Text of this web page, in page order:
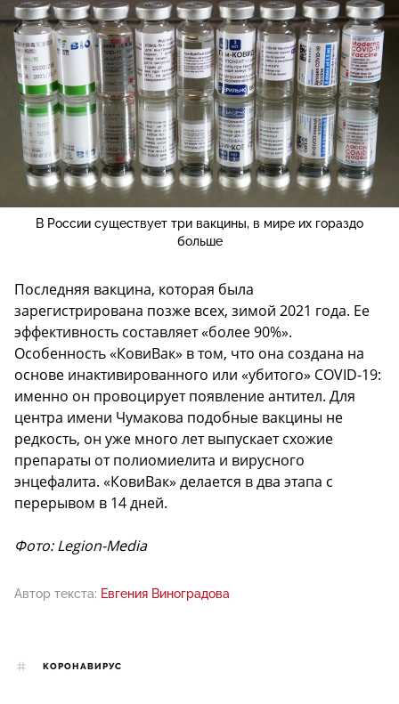
В России существует три вакцины, в мире их гораздо
больше
Последняя вакцина, которая была
зарегистрирована позже всех, зимой 2021 года. Ее
эффективность составляет «более 90%».
Особенность «КовиВак» в том, что она создана на
основе инактивированного или «убитого» COVID-19:
именно он провоцирует появление антител. Для
центра имени Чумакова подобные вакцины не
редкость, он уже много лет выпускает схожие
препараты от полиомиелита и вирусного
энцефалита. «КовиВак» делается в два этапа с
перерывом в 14 дней.
Фото: Legion-Media
Автор текста: Евгения Виноградова
КОРОНАВИРУС